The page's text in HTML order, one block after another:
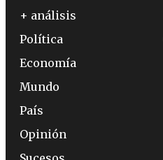
+ análisis
Política
Economía
Mundo
País
Opinión